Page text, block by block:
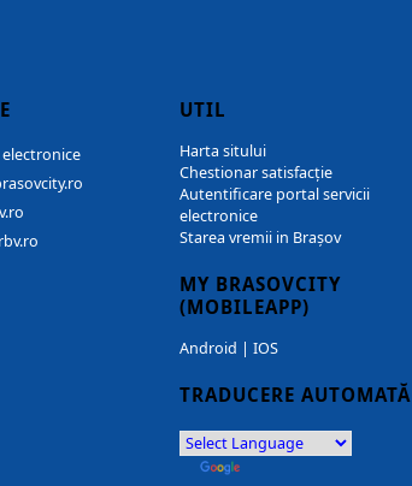
UTIL
Harta sitului
Chestionar satisfacție
Autentificare portal servicii
electronice
Starea vremii in Brașov
MY BRASOVCITY
(MOBILEAPP)
Android | IOS
TRADUCERE AUTOMATĂ